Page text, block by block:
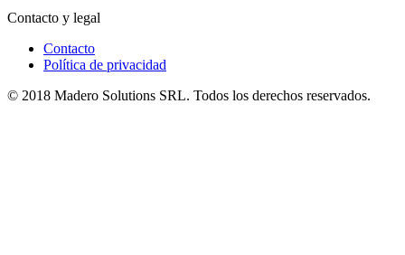
Contacto y legal
Contacto
Política de privacidad
© 2018 Madero Solutions SRL. Todos los derechos reservados.